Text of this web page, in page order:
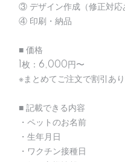
③ デザイン作成（修正対応
④ 印刷・納品
■ 価格
1枚：6,000円〜
※まとめてご注文で割引あり
■ 記載できる内容
・ペットのお名前
・生年月日
・ワクチン接種日